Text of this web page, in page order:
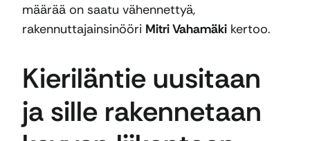
määrää on saatu vähennettyä,
rakennuttajainsinööri Mitri Vahamäki kertoo.
Kieriläntie uusitaan
ja sille rakennetaan